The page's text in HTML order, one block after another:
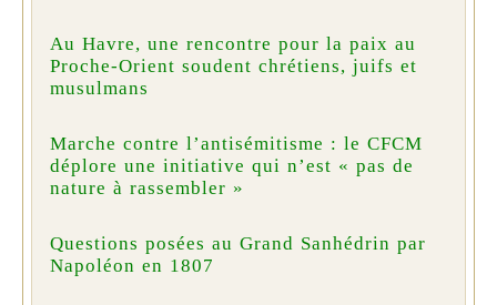
Au Havre, une rencontre pour la paix au
Proche-Orient soudent chrétiens, juifs et
musulmans
Marche contre l’antisémitisme : le CFCM
déplore une initiative qui n’est « pas de
nature à rassembler »
Questions posées au Grand Sanhédrin par
Napoléon en 1807